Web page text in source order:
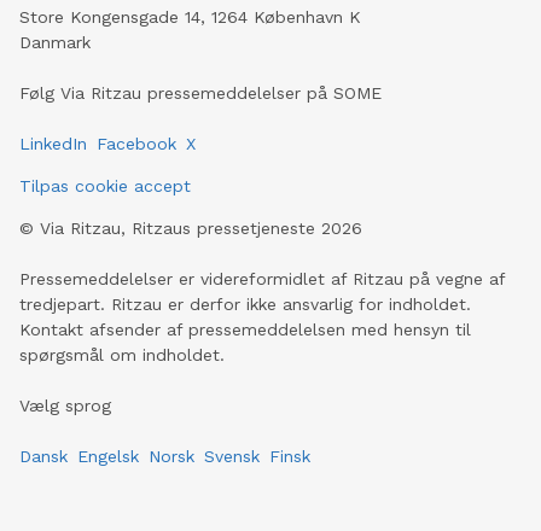
Store Kongensgade 14, 1264 København K
Danmark
Følg Via Ritzau pressemeddelelser på SOME
LinkedIn Facebook X
Tilpas cookie accept
© Via Ritzau, Ritzaus pressetjeneste 2026
Pressemeddelelser er videreformidlet af Ritzau på vegne af
tredjepart. Ritzau er derfor ikke ansvarlig for indholdet.
Kontakt afsender af pressemeddelelsen med hensyn til
spørgsmål om indholdet.
Vælg sprog
Dansk Engelsk Norsk Svensk Finsk